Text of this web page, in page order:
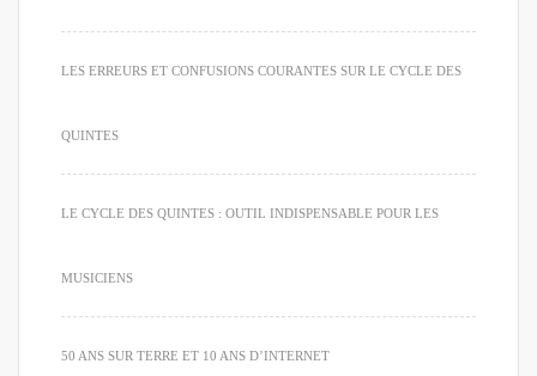
LES ERREURS ET CONFUSIONS COURANTES SUR LE CYCLE DES
QUINTES
LE CYCLE DES QUINTES : OUTIL INDISPENSABLE POUR LES
MUSICIENS
50 ANS SUR TERRE ET 10 ANS D’INTERNET